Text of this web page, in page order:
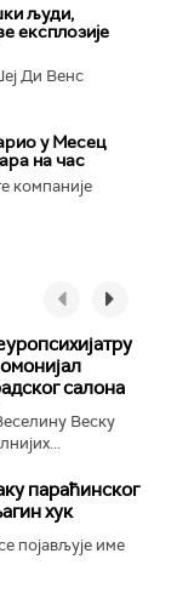
људи,
експлозије
Ди Венс
у Месец
на час
компаније
салона
Веску
параћинског
хук
појављује име